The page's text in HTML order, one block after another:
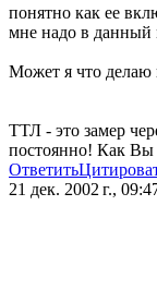
понятно как ее
мне надо в данный
Может я что делаю
ТТЛ - это замер
постоянно! Как Вы
Ответить
21 дек. 2002 г.,